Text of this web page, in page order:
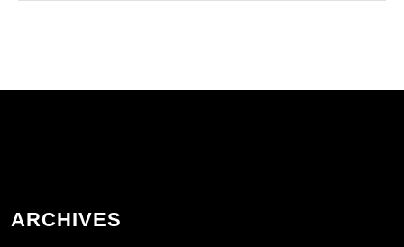
ARCHIVES